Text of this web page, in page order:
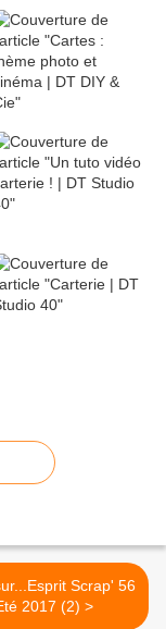
Scrap' 56
- Eté 2017 (2) >